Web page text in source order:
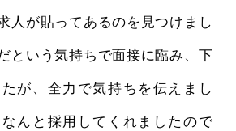
人が貼ってあるのを見つけまし
という気持ちで面接に臨み、下
が、全力で気持ちを伝えまし
んと採用してくれましたので